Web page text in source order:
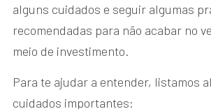
alguns cuidados e seguir algumas
recomendadas para não acabar no
meio de investimento.
Para te ajudar a entender, listamos
cuidados importantes: